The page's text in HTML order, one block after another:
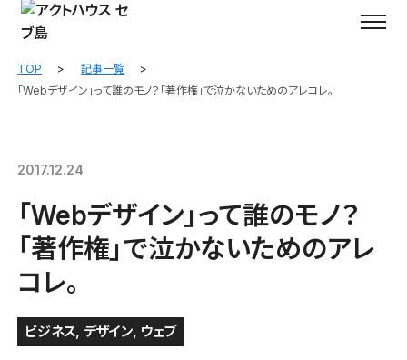
TOP
記事一覧
「Webデザイン」って誰のモノ？「著作権」で泣かないためのアレコレ。
2017.12.24
「Webデザイン」って誰のモノ？
「著作権」で泣かないためのアレ
コレ。
ビジネス, デザイン, ウェブ